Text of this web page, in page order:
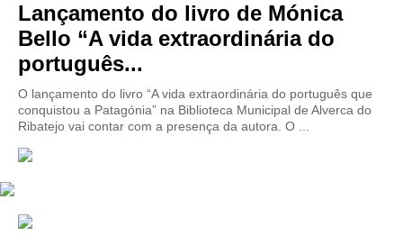
Lançamento do livro de Mónica
Bello “A vida extraordinária do
português...
O lançamento do livro “A vida extraordinária do português que
conquistou a Patagónia” na Biblioteca Municipal de Alverca do
Ribatejo vai contar com a presença da autora. O ...